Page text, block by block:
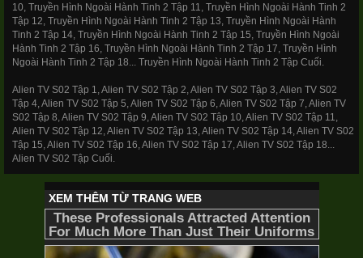
10, Truyền Hình Ngoài Hành Tinh 2 Tập 11, Truyền Hình Ngoài Hành Tinh 2
Tập 12, Truyền Hình Ngoài Hành Tinh 2 Tập 13, Truyền Hình Ngoài Hành
Tinh 2 Tập 14, Truyền Hình Ngoài Hành Tinh 2 Tập 15, Truyền Hình Ngoài
Hành Tinh 2 Tập 16, Truyền Hình Ngoài Hành Tinh 2 Tập 17, Truyền Hình
Ngoài Hành Tinh 2 Tập 18... Truyền Hình Ngoài Hành Tinh 2 Tập Cuối.
Alien TV S02 Tập 1, Alien TV S02 Tập 2, Alien TV S02 Tập 3, Alien TV S02
Tập 4, Alien TV S02 Tập 5, Alien TV S02 Tập 6, Alien TV S02 Tập 7, Alien TV
S02 Tập 8, Alien TV S02 Tập 9, Alien TV S02 Tập 10, Alien TV S02 Tập 11,
Alien TV S02 Tập 12, Alien TV S02 Tập 13, Alien TV S02 Tập 14, Alien TV S02
Tập 15, Alien TV S02 Tập 16, Alien TV S02 Tập 17, Alien TV S02 Tập 18...
Alien TV S02 Tập Cuối.